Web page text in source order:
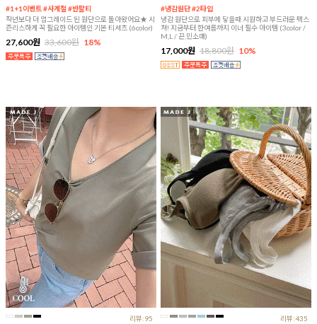
#1+1이벤트 #사계절 #반팔티
작년보다 더 업그레이드 된 원단으로 돌아왔어요★ 시
즌리스하게 꼭 필요한 아이템인 기본 티셔츠 (6color)
27,600원 33,600원 18%
#냉감원단 #2타입
냉감 원단으로 피부에 닿을때 시원하고 부드러운 텍스
쳐! 지금부터 한여름까지 이너 필수 아이템 (3color /
M,L / 끈,민소매)
17,000원 18,800원 10%
리뷰:95
리뷰:435